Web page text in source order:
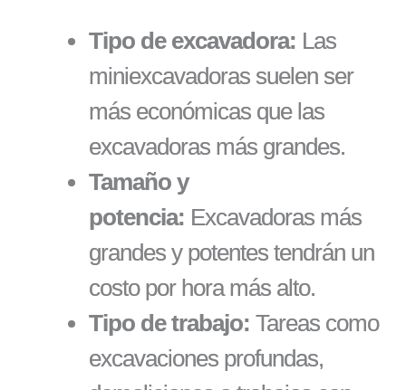
Tipo de excavadora: Las
miniexcavadoras suelen ser
más económicas que las
excavadoras más grandes.
Tamaño y
potencia: Excavadoras más
grandes y potentes tendrán un
costo por hora más alto.
Tipo de trabajo: Tareas como
excavaciones profundas,